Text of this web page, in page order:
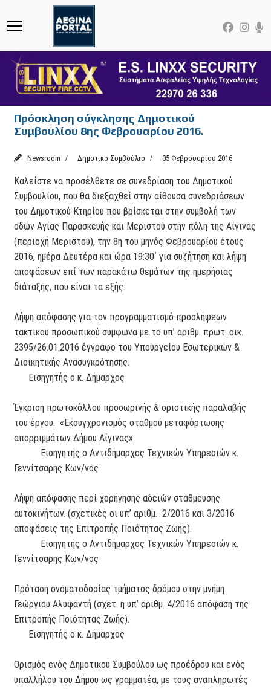
Πρόσκληση σύγκλησης Δημοτικού
Συμβουλίου 8ης Φεβρουαρίου 2016.
Newsroom Δημοτικό Συμβούλιο 05 Φεβρουαρίου 2016
Καλείστε να προσέλθετε σε συνεδρίαση του Δημοτικού
Συμβουλίου, που θα διεξαχθεί στην αίθουσα συνεδριάσεων
του Δημοτικού Κτηρίου που βρίσκεται στην συμβολή των
οδών Αγίας Παρασκευής και Μεριστού στην πόλη της Αίγινας
(περιοχή Μεριστού), την 8η του μηνός Φεβρουαρίου έτους
2016, ημέρα Δευτέρα και ώρα 19:30΄ για συζήτηση και λήψη
αποφάσεων επί των παρακάτω θεμάτων της ημερήσιας
διάταξης, που είναι τα εξής:
Λήψη απόφασης για τον προγραμματισμό προσλήψεων
τακτικού προσωπικού σύμφωνα με το υπ’ αριθμ. πρωτ. οικ.
2395/26.01.2016 έγγραφο του Υπουργείου Εσωτερικών &
Διοικητικής Ανασυγκρότησης.
Εισηγητής ο κ. Δήμαρχος
Έγκριση πρωτοκόλλου προσωρινής & οριστικής παραλαβής
του έργου: «Εκσυγχρονισμός σταθμού μεταφόρτωσης
απορριμμάτων Δήμου Αίγινας».
Εισηγητής ο Αντιδήμαρχος Τεχνικών Υπηρεσιών κ.
Γεννίτσαρης Κων/νος
Λήψη απόφασης περί χορήγησης αδειών στάθμευσης
αυτοκινήτων. (σχετικές οι υπ’ αριθμ. 2/2016 και 3/2016
αποφάσεις της Επιτροπής Ποιότητας Ζωής).
Εισηγητής ο Αντιδήμαρχος Τεχνικών Υπηρεσιών κ.
Γεννίτσαρης Κων/νος
Πρόταση ονοματοδοσίας τμήματος δρόμου στην μνήμη
Γεώργιου Αλυφαντή (σχετ. η υπ’ αριθμ. 4/2016 απόφαση της
Επιτροπής Ποιότητας Ζωής).
Εισηγητής ο κ. Δήμαρχος
Ορισμός ενός Δημοτικού Συμβούλου ως προέδρου και ενός
υπαλλήλου του Δήμου ως γραμματέα, με τους αναπληρωτές